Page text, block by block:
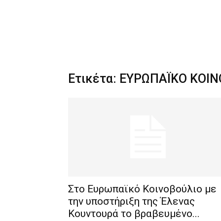
Ετικέτα: ΕΥΡΩΠΑΪΚΟ
Στο Ευρωπαϊκό Κοινοβούλιο με
την υποστήριξη της Έλενας
Κουντουρά το βραβευμένο...